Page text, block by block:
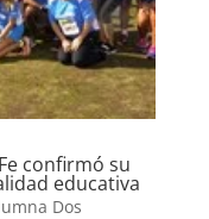
confirmó su
educativa
Dos